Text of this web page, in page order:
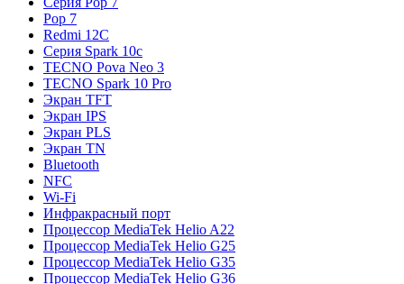
Pop 7
Redmi 12C
Серия Spark 10c
TECNO Pova Neo 3
TECNO Spark 10 Pro
Экран TFT
Экран IPS
Экран PLS
Экран TN
Bluetooth
NFC
Wi-Fi
Инфракрасный порт
Процессор MediaTek Helio A22
Процессор MediaTek Helio G25
Процессор MediaTek Helio G35
Процессор MediaTek Helio G36